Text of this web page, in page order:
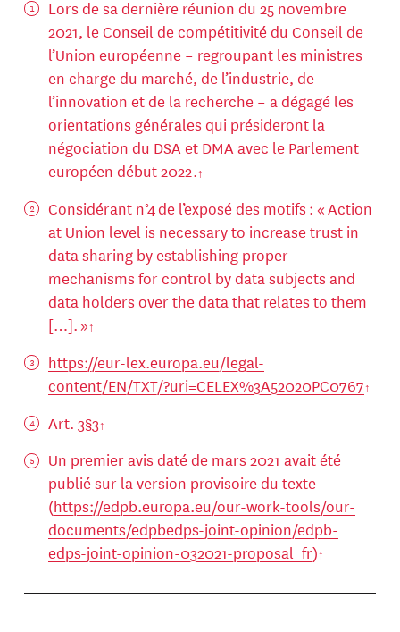
Lors de sa dernière réunion du 25 novembre
2021, le Conseil de compétitivité du Conseil de
l’Union européenne – regroupant les ministres
en charge du marché, de l’industrie, de
l’innovation et de la recherche – a dégagé les
orientations générales qui présideront la
négociation du DSA et DMA avec le Parlement
européen début 2022.
Considérant n°4 de l’exposé des motifs : « Action
at Union level is necessary to increase trust in
data sharing by establishing proper
mechanisms for control by data subjects and
data holders over the data that relates to them
[…]. »
https://eur-lex.europa.eu/legal-
content/EN/TXT/?uri=CELEX%3A52020PC0767
Art. 3§3
Un premier avis daté de mars 2021 avait été
publié sur la version provisoire du texte
(https://edpb.europa.eu/our-work-tools/our-
documents/edpbedps-joint-opinion/edpb-
edps-joint-opinion-032021-proposal_fr)